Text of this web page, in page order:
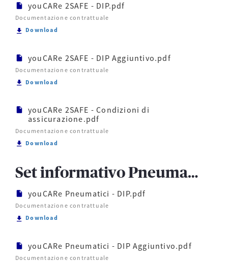
youCARe 2SAFE - DIP.pdf
Documentazione contrattuale
Download
youCARe 2SAFE - DIP Aggiuntivo.pdf
Documentazione contrattuale
Download
youCARe 2SAFE - Condizioni di
assicurazione.pdf
Documentazione contrattuale
Download
Set informativo Pneumatici
youCARe Pneumatici - DIP.pdf
Documentazione contrattuale
Download
youCARe Pneumatici - DIP Aggiuntivo.pdf
Documentazione contrattuale